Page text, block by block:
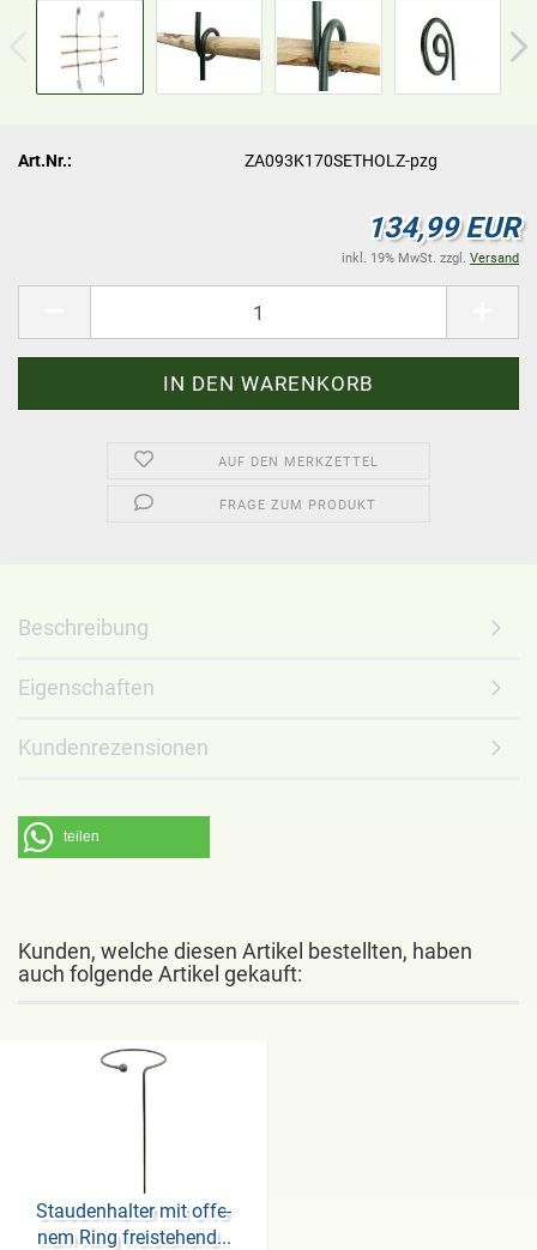
Art.Nr.: ZA093K170SETHOLZ-pzg
134,99 EUR
inkl. 19% MwSt. zzgl. Versand
AUF DEN MERKZETTEL
FRAGE ZUM PRODUKT
Beschreibung
Eigenschaften
Kundenrezensionen
teilen
Kunden, welche diesen Artikel bestellten, haben
auch folgende Artikel gekauft:
Stau­den­hal­ter mit of­fe­
nem Ring frei­ste­hend...